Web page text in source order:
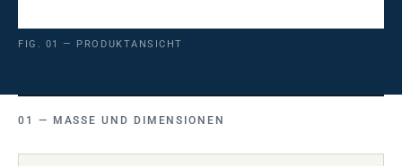
FIG. 01 — PRODUKTANSICHT
MASSE UND DIMENSIONEN